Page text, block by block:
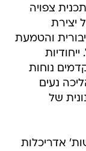
צפויה
יצירת
והטמעת
נוחות
נעים
של
אדריכלות